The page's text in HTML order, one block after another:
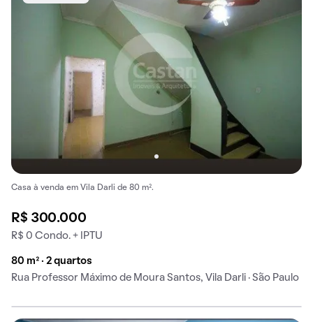
Casa à venda em Vila Darli de 80 m².
R$ 300.000
R$ 0 Condo. + IPTU
80 m² · 2 quartos
Rua Professor Máximo de Moura Santos, Vila Darli · São Paulo